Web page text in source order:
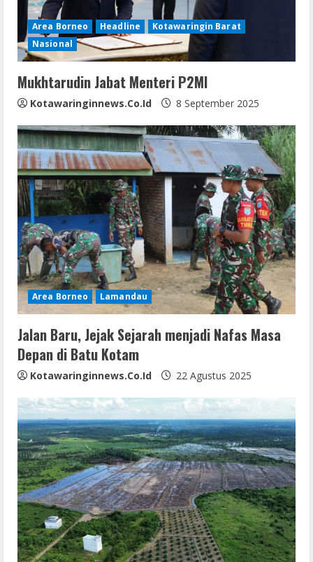
d
i
n
g
Area Borneo Headline
Kotawaringin Barat
Nasional
Mukhtarudin Jabat Menteri P2MI
Kotawaringinnews.co.id 8 September 2025
Area Borneo Lamandau
Jalan Baru, Jejak Sejarah menjadi Nafas Masa
Depan di Batu Kotam
Kotawaringinnews.co.id 22 Agustus 2025